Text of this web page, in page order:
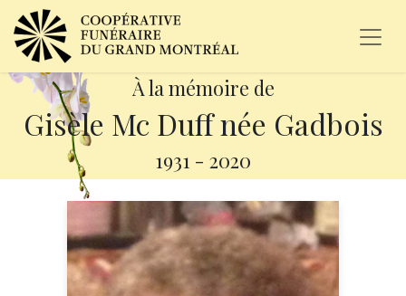
À la mémoire de
Gisèle Mc Duff née Gadbois
1931 - 2020